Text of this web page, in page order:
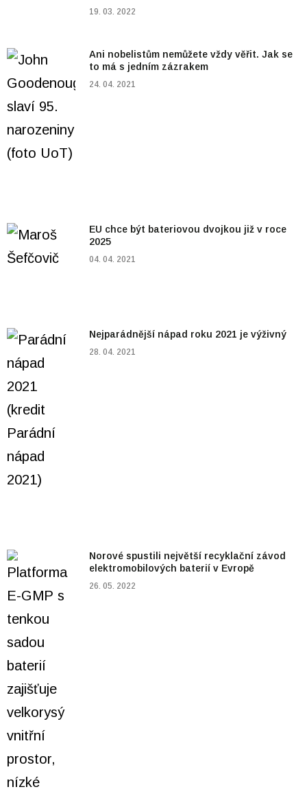
19. 03. 2022
Ani nobelistům nemůžete vždy věřit. Jak se
to má s jedním zázrakem
24. 04. 2021
EU chce být bateriovou dvojkou již v roce
2025
04. 04. 2021
Nejparádnější nápad roku 2021 je výživný
28. 04. 2021
Norové spustili největší recyklační závod
elektromobilových baterií v Evropě
26. 05. 2022